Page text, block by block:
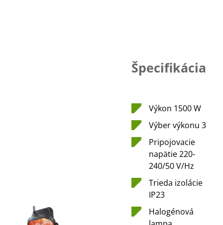
Špecifikácia
Výkon 1500 W
Výber výkonu 3
Pripojovacie
napätie 220-
240/50 V/Hz
Trieda izolácie
IP23
Halogénová